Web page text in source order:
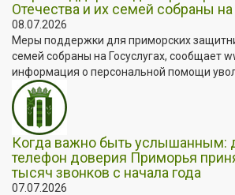
Отечества и их семей собраны на
08.07.2026
Меры поддержки для приморских
семей собраны на Госуслугах, сообщает
информация о персональной помощи
Когда важно быть услышанным:
телефон доверия Приморья
тысяч звонков с начала года
07.07.2026